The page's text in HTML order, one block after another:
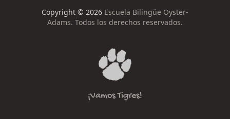
Copyright © 2026 Escuela Bilingüe Oyster-
Adams. Todos los derechos reservados.
¡Vamos Tigres!